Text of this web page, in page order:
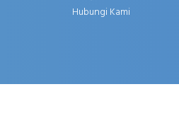
Hubungi Kami